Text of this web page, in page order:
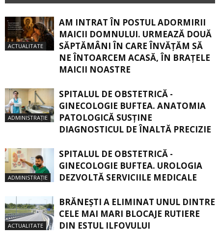
ACTUALITATE
AM INTRAT ÎN POSTUL ADORMIRII
MAICII DOMNULUI. URMEAZĂ DOUĂ
SĂPTĂMÂNI ÎN CARE ÎNVĂŢĂM SĂ
NE ÎNTOARCEM ACASĂ, ÎN BRAŢELE
MAICII NOASTRE
ADMINISTRAȚIE
SPITALUL DE OBSTETRICĂ -
GINECOLOGIE BUFTEA. ANATOMIA
PATOLOGICĂ SUSŢINE
DIAGNOSTICUL DE ÎNALTĂ PRECIZIE
ADMINISTRAȚIE
SPITALUL DE OBSTETRICĂ -
GINECOLOGIE BUFTEA. UROLOGIA
DEZVOLTĂ SERVICIILE MEDICALE
ACTUALITATE
BRĂNEȘTI A ELIMINAT UNUL DINTRE
CELE MAI MARI BLOCAJE RUTIERE
DIN ESTUL ILFOVULUI